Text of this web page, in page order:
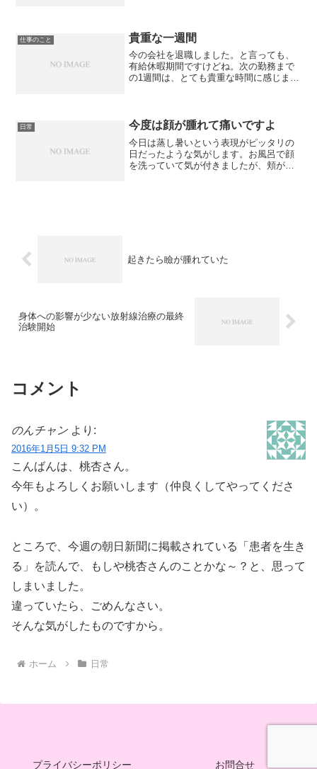
て気持ち悪くお腹も痛くな...
仕事のこと 貴重な一週間
今の会社を退職しました。と言っても、
有給休暇期間ですけどね。次の勤務まで
の1週間は、とても貴重な時間に感じま
査があるたびに、今まで以上...
日常 今度は顔が腫れて痛いですよ
今日は蒸し暑いという表現がピッタリの
日だったような気がします。お風呂で顔
を洗っていて気が付きましたが、頬が痛
起きたら瞼が腫れていた
身体への影響が少ない放射線治療の最終
治験開始
コメント
のんチャン より:
2016年1月5日 9:32 PM
こんばんは、桃杏さん。
今年もよろしくお願いします（仲良くしてやってくださ
い）。
ところで、今週の朝日新聞に掲載されている「患者を生き
る」を読んで、もしや桃杏さんのことかな～？と、思って
しまいました。
違っていたら、ごめんなさい。
そんな気がしたものですから。
ホーム 日常
プライバシーポリシー お問合せ